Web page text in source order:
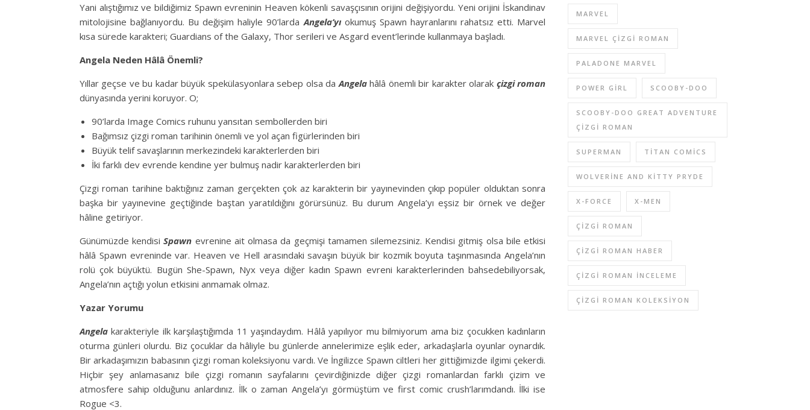
Yani alıştığımız ve bildiğimiz Spawn evreninin Heaven kökenli savaşçısının orijini değişiyordu. Yeni orijini İskandinav
mitolojisine bağlanıyordu. Bu değişim haliyle 90’larda Angela’yı okumuş Spawn hayranlarını rahatsız etti. Marvel
kısa sürede karakteri; Guardians of the Galaxy, Thor serileri ve Asgard event’lerinde kullanmaya başladı.
Angela Neden Hâlâ Önemli?
Yıllar geçse ve bu kadar büyük spekülasyonlara sebep olsa da Angelahâlâ önemli bir karakter olarak çizgi roman
dünyasında yerini koruyor. O;
90’larda Image Comics ruhunu yansıtan sembollerden biri
Bağımsız çizgi roman tarihinin önemli ve yol açan figürlerinden biri
Büyük telif savaşlarının merkezindeki karakterlerden biri
İki farklı dev evrende kendine yer bulmuş nadir karakterlerden biri
Çizgi roman tarihine baktığınız zaman gerçekten çok az karakterin bir yayınevinden çıkıp popüler olduktan sonra
başka bir yayınevine geçtiğinde baştan yaratıldığını görürsünüz. Bu durum Angela’yı eşsiz bir örnek ve değer
hâline getiriyor.
Günümüzde kendisiSpawn evrenine ait olmasa da geçmişi tamamen silemezsiniz. Kendisi gitmiş olsa bile etkisi
hâlâ Spawn evreninde var. Heaven ve Hell arasındaki savaşın büyük bir kozmik boyuta taşınmasında Angela’nın
rolü çok büyüktü. Bugün She-Spawn, Nyx veya diğer kadın Spawn evreni karakterlerinden bahsedebiliyorsak,
Angela’nın açtığı yolun etkisini anmamak olmaz.
Yazar Yorumu
Angelakarakteriyle ilk karşılaştığımda 11 yaşındaydım. Hâlâ yapılıyor mu bilmiyorum ama biz çocukken kadınların
oturma günleri olurdu. Biz çocuklar da hâliyle bu günlerde annelerimize eşlik eder, arkadaşlarla oyunlar oynardık.
Bir arkadaşımızın babasının çizgi roman koleksiyonu vardı. Ve İngilizce Spawn ciltleri her gittiğimizde ilgimi çekerdi.
Hiçbir şey anlamasanız bile çizgi romanın sayfalarını çevirdiğinizde diğer çizgi romanlardan farklı çizim ve
atmosfere sahip olduğunu anlardınız. İlk o zaman Angela’yı görmüştüm ve first comic crush’larımdandı. İlki ise
Rogue <3.
MARVEL
MARVEL ÇIZGI ROMAN
PALADONE MARVEL
POWER GIRL SCOOBY-DOO
SCOOBY-DOO GREAT ADVENTURE
ÇIZGI ROMAN
SUPERMAN TITAN COMICS
WOLVERINE AND KITTY PRYDE
X-FORCE X-MEN
ÇIZGI ROMAN
ÇIZGI ROMAN HABER
ÇIZGI ROMAN INCELEME
ÇIZGI ROMAN KOLEKSIYON